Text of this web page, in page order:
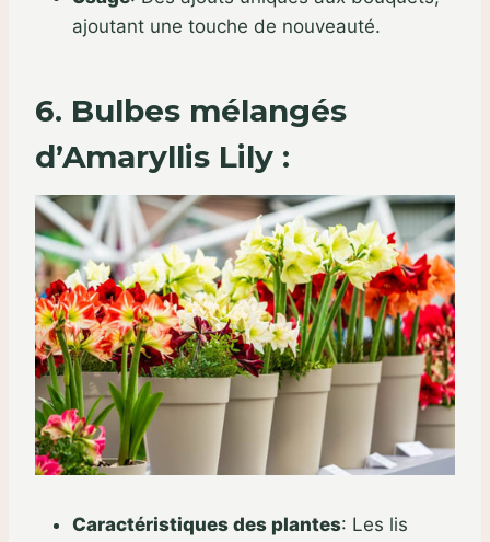
ajoutant une touche de nouveauté.
6. Bulbes mélangés
d’Amaryllis Lily :
Caractéristiques des plantes: Les lis